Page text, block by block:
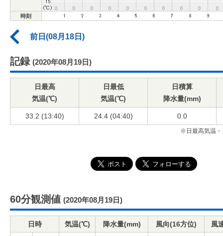
時刻
前日(08月18日)
記録 (2020年08月19日)
日最高
気温(℃)
日最低
気温(℃)
日積算
降水量(mm)
33.2 (13:40) 24.4 (04:40) 0.0
※日最高気温・
60分観測値 (2020年08月19日)
日時 気温(℃) 降水量(mm) 風向(16方位) 風